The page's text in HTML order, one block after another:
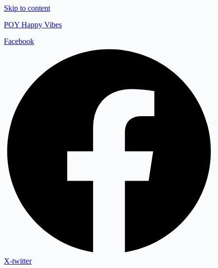
Skip to content
POY Happy Vibes
Facebook
X-twitter